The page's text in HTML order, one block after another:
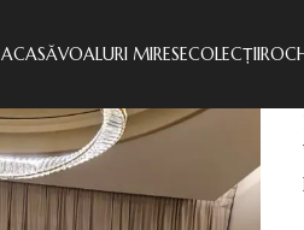
ACASĂVOALURI MIRESECOLECȚII